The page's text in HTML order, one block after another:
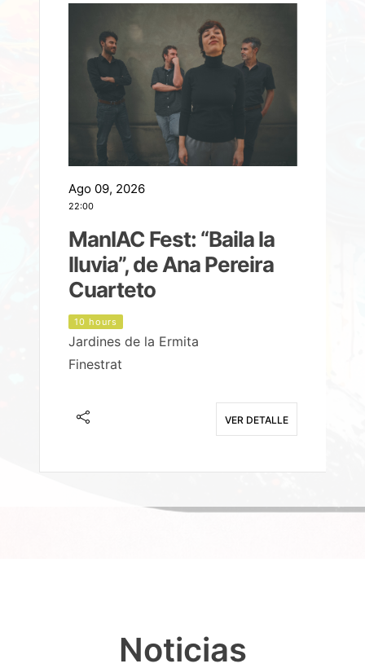
Ago 09, 2026
22:00
ManIAC Fest: “Baila la
lluvia”, de Ana Pereira
Cuarteto
10 hours
Jardines de la Ermita
Finestrat
VER DETALLE
Noticias